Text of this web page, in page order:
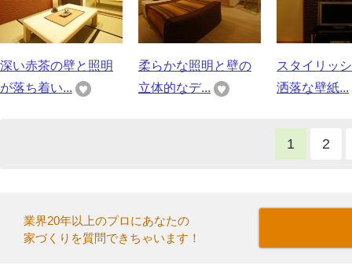
深い赤茶の壁と照明
が落ち着い...
柔らかな照明と壁の
立体的なデ...
スタイリッ
洒落な壁紙...
1 2
業界20年以上のプロにあなたの
家づくりを質問できちゃいます！